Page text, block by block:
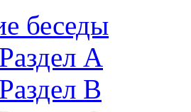
беседы
A
B